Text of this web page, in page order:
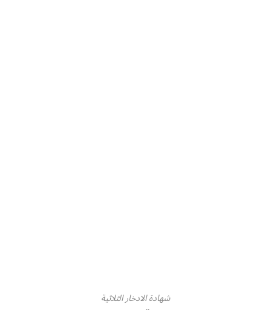
شهادة الادخار الثلاثية